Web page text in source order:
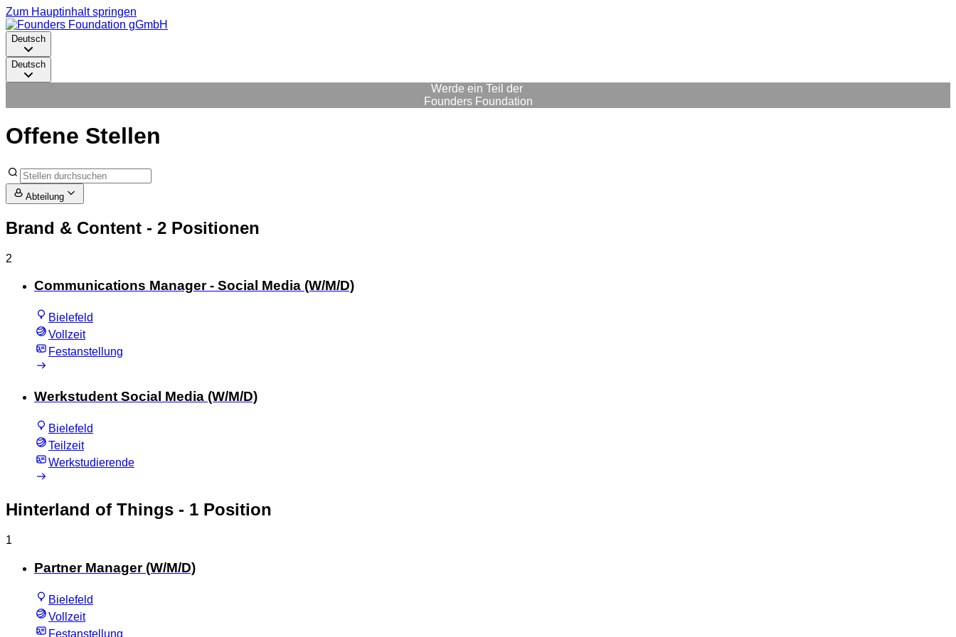
Zum Hauptinhalt springen
Deutsch
Deutsch
Werde ein Teil der
Founders Foundation
Offene Stellen
Abteilung
Brand & Content - 2 Positionen
2
Communications Manager - Social Media (W/M/D)
Bielefeld
Vollzeit
Festanstellung
Werkstudent Social Media (W/M/D)
Bielefeld
Teilzeit
Werkstudierende
Hinterland of Things - 1 Position
1
Partner Manager (W/M/D)
Bielefeld
Vollzeit
Festanstellung